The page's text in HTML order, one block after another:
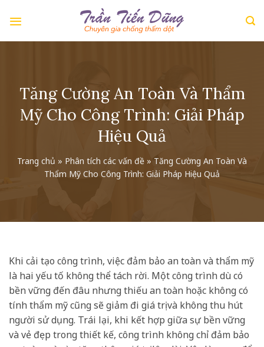
Tăng Cường An Toàn Và Thẩm
Mỹ Cho Công Trình: Giải Pháp
Hiệu Quả
Trang chủ » Phân tích các vấn đề » Tăng Cường An Toàn Và
Thẩm Mỹ Cho Công Trình: Giải Pháp Hiệu Quả
Khi cải tạo công trình, việc đảm bảo an toàn và thẩm mỹ
là hai yếu tố không thể tách rời. Một công trình dù có
bền vững đến đâu nhưng thiếu an toàn hoặc không có
tính thẩm mỹ cũng sẽ giảm đi giá trị và không thu hút
người sử dụng. Trái lại, khi kết hợp giữa sự bền vững
và vẻ đẹp trong thiết kế, công trình không chỉ đảm bảo